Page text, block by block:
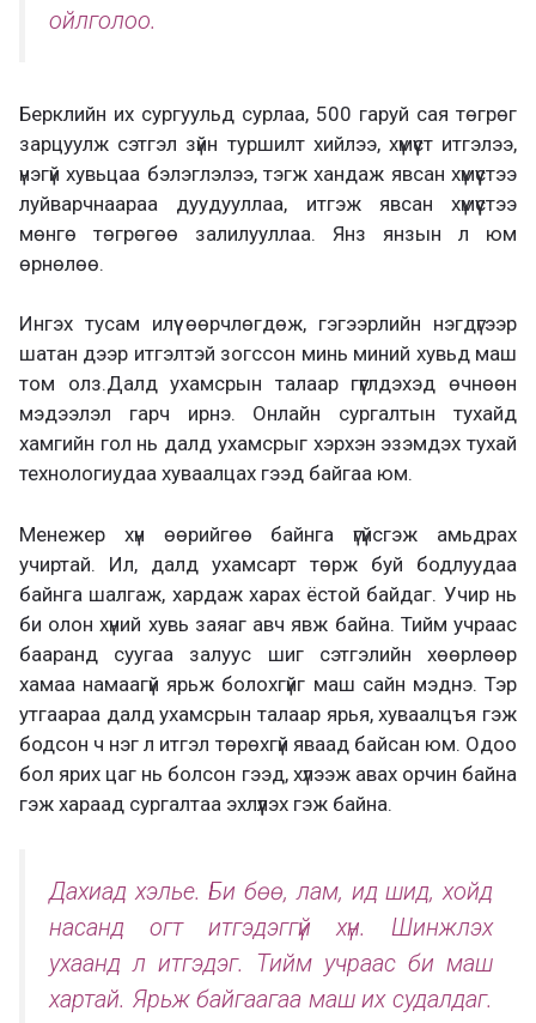
ойлголоо.
Берклийн их сургуульд сурлаа, 500 гаруй сая төгрөг
зарцуулж сэтгэл зүйн туршилт хийлээ, хүмүүст итгэлээ,
үнэгүй хувьцаа бэлэглэлээ, тэгж хандаж явсан хүмүүстээ
луйварчнаараа дуудууллаа, итгэж явсан хүмүүстээ
мөнгө төгрөгөө залилууллаа. Янз янзын л юм
өрнөлөө.
Ингэх тусам илүү өөрчлөгдөж, гэгээрлийн нэгдүгээр
шатан дээр итгэлтэй зогссон минь миний хувьд маш
том олз.Далд ухамсрын талаар гүүглдэхэд өчнөөн
мэдээлэл гарч ирнэ. Онлайн сургалтын тухайд
хамгийн гол нь далд ухамсрыг хэрхэн эзэмдэх тухай
технологиудаа хуваалцах гээд байгаа юм.
Менежер хүн өөрийгөө байнга үгүйсгэж амьдрах
учиртай. Ил, далд ухамсарт төрж буй бодлуудаа
байнга шалгаж, хардаж харах ёстой байдаг. Учир нь
би олон хүний хувь заяаг авч явж байна. Тийм учраас
бааранд суугаа залуус шиг сэтгэлийн хөөрлөөр
хамаа намаагүй ярьж болохгүйг маш сайн мэднэ. Тэр
утгаараа далд ухамсрын талаар ярья, хуваалцъя гэж
бодсон ч нэг л итгэл төрөхгүй яваад байсан юм. Одоо
бол ярих цаг нь болсон гээд, хүлээж авах орчин байна
гэж хараад сургалтаа эхлүүлэх гэж байна.
Дахиад хэлье. Би бөө, лам, ид шид, хойд
насанд огт итгэдэггүй хүн. Шинжлэх
ухаанд л итгэдэг. Тийм учраас би маш
хартай. Ярьж байгаагаа маш их судалдаг.